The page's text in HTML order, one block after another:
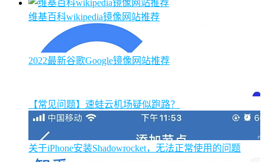
维基百科wikipedia镜像网站推荐
2022最新谷歌Google镜像网站推荐
【常见问题】速蛙云机场疑似跑路？
关于iPhone安装Shadowrocket，无法正常使用的问题